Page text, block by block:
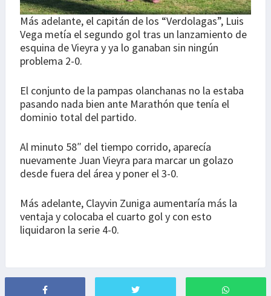
Más adelante, el capitán de los “Verdolagas”, Luis
Vega metía el segundo gol tras un lanzamiento de
esquina de Vieyra y ya lo ganaban sin ningún
problema 2-0.
El conjunto de la pampas olanchanas no la estaba
pasando nada bien ante Marathón que tenía el
dominio total del partido.
Al minuto 58″ del tiempo corrido, aparecía
nuevamente Juan Vieyra para marcar un golazo
desde fuera del área y poner el 3-0.
Más adelante, Clayvin Zuniga aumentaría más la
ventaja y colocaba el cuarto gol y con esto
liquidaron la serie 4-0.